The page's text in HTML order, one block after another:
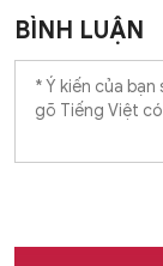
BÌNH LUẬN